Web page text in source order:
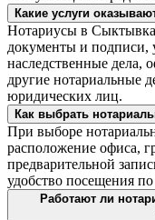
Какие услуги
Нотариусы в
документы и подписи,
наследственные дела,
другие нотариальные
юридических лиц.
Как выбрать
При выборе
расположение офиса,
предварительной
удобство посещения
Работают ли